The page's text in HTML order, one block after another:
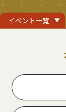
イベント一覧